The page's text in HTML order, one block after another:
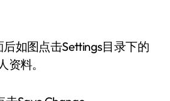
如图点击Settings目录下的
资料。